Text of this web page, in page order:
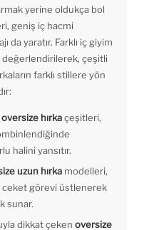
yerine oldukça bol
geniş iç hacmi
da yaratır. Farklı iç giyim
değerlendirilerek, çeşitli
farklı stillere yön
hırkaçeşitleri,
halini yansıtır.
uzun hırka modelleri,
ceket görevi üstlenerek
sunar.
dikkat çeken oversize